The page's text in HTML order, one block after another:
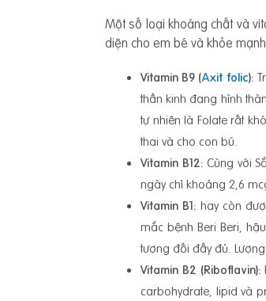
Một số loại khoáng chất và
diện cho em bé và khỏe
Vitamin B9 (Axit folic):
thần kinh đang hình
tự nhiên là Folate rất
thai và cho con bú.
Vitamin B12:Cùng với
ngày chỉ khoảng 2,6
Vitamin B1: hay còn
mắc bệnh Beri Beri,
tương đối đầy đủ.
Vitamin B2 (Riboflavin):
carbohydrate, lipid và